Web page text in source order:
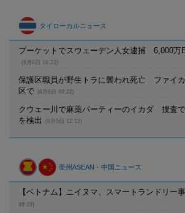
タイローカルニュース
プーケットでスウェーデン人女逮捕 6,000万
(8月6日 16:22)
保護区職員が野生トラに襲われ死亡 ファイ
区で
(8月6日 09:22)
クウェー川で麻薬パーティーのイカダ 捜査
を検出
(8月5日 12:12)
亜州ASEAN・中国ニュース
【ベトナム】ニイヌマ、スマートランドリー
09:19)